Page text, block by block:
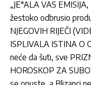
„JE*ALA VAS
žestoko odbrusio
NJEGOVIH RIJEČI
ISPLIVALA ISTINA O
neće da šuti, sve
HOROSKOP ZA